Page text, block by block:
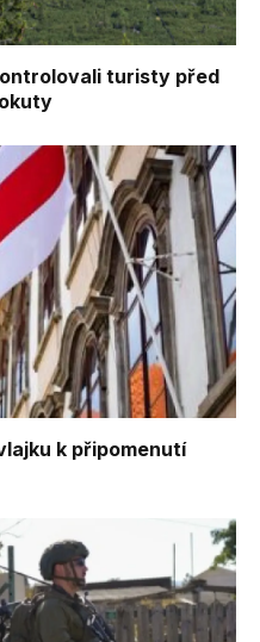
turisty před
k připomenutí